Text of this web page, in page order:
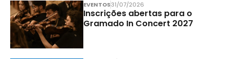
EVENTOS31/07/2026
Inscrições abertas para o
Gramado In Concert 2027